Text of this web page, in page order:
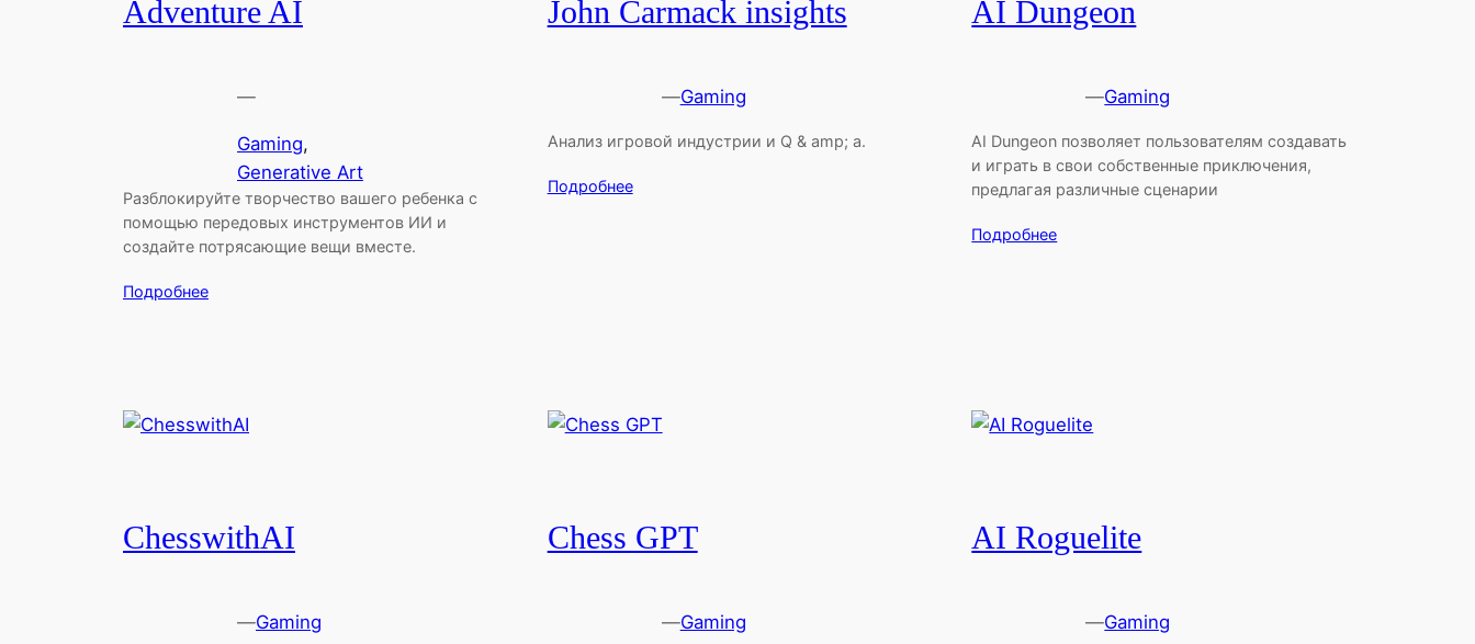
Adventure AI
—
Gaming
Generative Art
Разблокируйте творчество вашего ребенка с
помощью передовых инструментов ИИ и
создайте потрясающие вещи вместе.
Подробнее
John Carmack insights
—Gaming
Анализ игровой индустрии и Q & amp; a.
Подробнее
AI Dungeon
—Gaming
AI Dungeon позволяет пользователям создавать
и играть в свои собственные приключения,
предлагая различные сценарии
Подробнее
ChesswithAI
—Gaming
Chess GPT
—Gaming
AI Roguelite
—Gaming